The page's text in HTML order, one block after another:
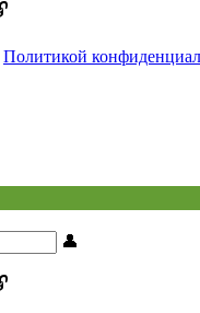
Политикой